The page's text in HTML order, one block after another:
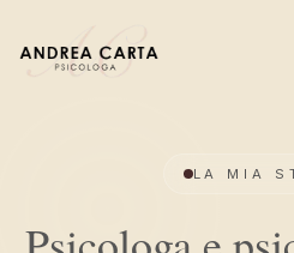
LA MIA